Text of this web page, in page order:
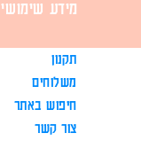
מידע שימושי
תקנון
משלוחים
חיפוש באתר
צור קשר